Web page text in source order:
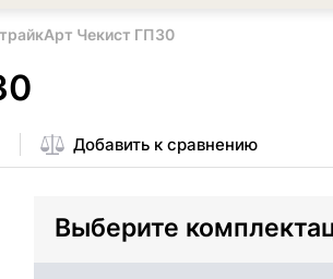
Чекист ГП30
Добавить к сравнению
Выберите